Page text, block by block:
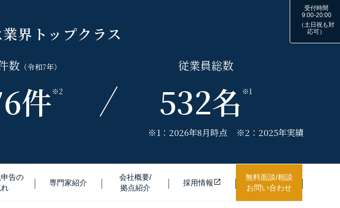
業界トップクラス
数 （令和7年）
件※2
従業員総数
532名 ※1
※1： 2026年8月時点 ※2： 2025年実績
申告の
専門家紹介
会社概要/
拠点紹介
採用情報
無料面談/相談
お問い合わせ
受付時間
9:00-20:00
（土日祝も対
応可）